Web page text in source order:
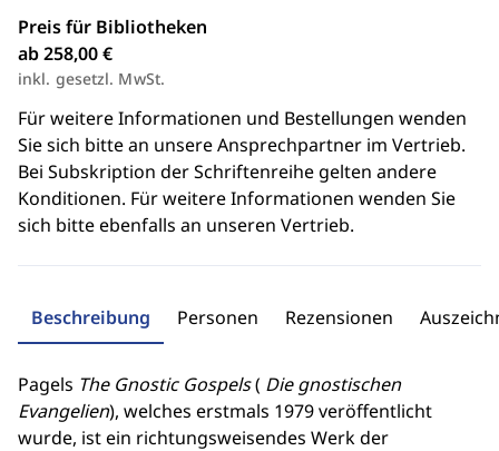
Preis für Bibliotheken
ab 258,00 €
inkl. gesetzl. MwSt.
Für weitere Informationen und Bestellungen wenden
Sie sich bitte an unsere Ansprechpartner im Vertrieb.
Bei Subskription der Schriftenreihe gelten andere
Konditionen. Für weitere Informationen wenden Sie
sich bitte ebenfalls an unseren Vertrieb.
Beschreibung Personen Rezensionen
Pagels The Gnostic Gospels( Die gnostischen
Evangelien), welches erstmals 1979 veröffentlicht
wurde, ist ein richtungsweisendes Werk der